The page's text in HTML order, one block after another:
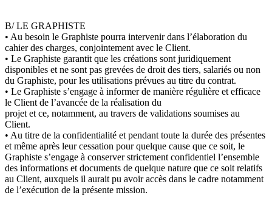
B/ LE GRAPHISTE
• Au besoin le Graphiste pourra intervenir dans l’élaboration du
cahier des charges, conjointement avec le Client.
• Le Graphiste garantit que les créations sont juridiquement
disponibles et ne sont pas grevées de droit des tiers, salariés ou non
du Graphiste, pour les utilisations prévues au titre du contrat.
• Le Graphiste s’engage à informer de manière régulière et efficace
le Client de l’avancée de la réalisation du
projet et ce, notamment, au travers de validations soumises au
Client.
• Au titre de la confidentialité et pendant toute la durée des présentes
et même après leur cessation pour quelque cause que ce soit, le
Graphiste s’engage à conserver strictement confidentiel l’ensemble
des informations et documents de quelque nature que ce soit relatifs
au Client, auxquels il aurait pu avoir accès dans le cadre notamment
de l’exécution de la présente mission.